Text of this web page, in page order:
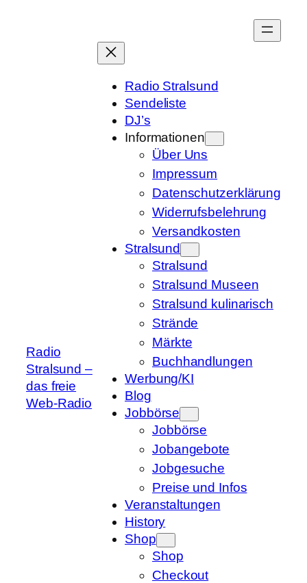
Radio
Stralsund –
das freie
Web-Radio
Radio Stralsund
Sendeliste
DJ’s
Informationen
Über Uns
Impressum
Datenschutzerklärung
Widerrufsbelehrung
Versandkosten
Stralsund
Stralsund
Stralsund Museen
Stralsund kulinarisch
Strände
Märkte
Buchhandlungen
Werbung/KI
Blog
Jobbörse
Jobbörse
Jobangebote
Jobgesuche
Preise und Infos
Veranstaltungen
History
Shop
Shop
Checkout